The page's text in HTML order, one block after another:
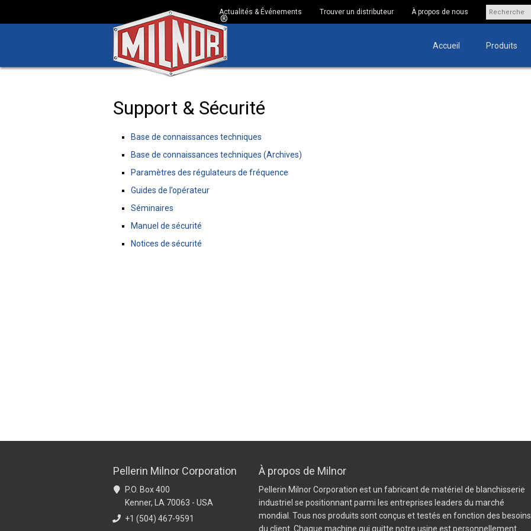
Actualités & Événements Trouver un distributeur À propos de nous
Accueil Produits
Support & Sécurité
Base de connaissances techniques
Base de connaissances techniques (Archives)
Paramètres des régulateurs de fréquence
Guides de l’opérateur
Séminaires
Manuel de sécurité
Notices de sécurité
Pellerin Milnor Corporation
P.O. Box 400
Kenner, LA 70063 - USA
+1 (504) 467-9591
À propos de Milnor
Pellerin Milnor Corporation est un fabricant de matériel de blanchisserie
industriel se positionnant parmi les entreprises leaders du marché
mondial. Tous nos produits sont conçus et testés en fonction des besoins
du client. Chaque machine qui quitte notre usine est personnellement